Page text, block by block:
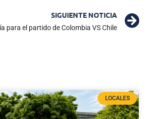
SIGUIENTE NOTICIA
para el partido de Colombia VS Chile
LOCALES